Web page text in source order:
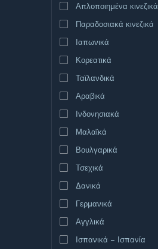
Απλοποιημένα κινεζικά
Παραδοσιακά κινεζικά
Ιαπωνικά
Κορεατικά
Ταϊλανδικά
Αραβικά
Ινδονησιακά
Μαλαϊκά
Βουλγαρικά
Τσεχικά
Δανικά
Γερμανικά
Αγγλικά
Ισπανικά – Ισπανία